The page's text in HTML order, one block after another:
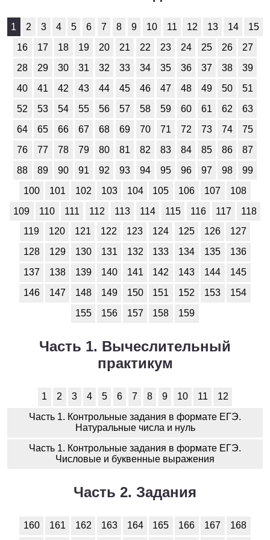
История
1
2 3 4 5 6 7 8 10
11
Литература
Математика
1
2 3 4 5 6 7 8 10
11
Немецкий язык
2 3 4 5 6 7 9 10
11
2 3 4 5 6 7 9 10
11
Обществоведение
2 3 4 5 6 7 9 10
11
2 3 4 5 6 7 8 9 10
Русский язык
2 3 4 5 7 9 10
Технология
2 3 4 5 6 7 8 9 10
7
Французский язык
1 2 3 4 5 6 7 8 9 10 11 12 13 14
15
16
17 18 19 20 21 22 23 24 25 26
27
28
29 30 31 32 33 34 35 36 37 38
39
40
41 42 43 44 45 46 47 48 49 50
51
52
53 54 55 56 57 58 59 60 61 62
63
64
65 66 67 68 69 70 71 72 73 74
75
76
77 78 79 80 81 82 83 84 85 86
87
88
89 90 91 92 93 94 95 96 97 98
99
100
101 102 103 104 105 106 107
108
109
110 111 112 113 114 115 116 117
118
119
120 121 122 123 124 125 126
127
128
129 130 131 132 133 134 135
136
137
138 139 140 141 142 143 144
145
146
147 148 149 150 151 152 153
154
155
156 157 158 159
Часть 1. Вычеслительный
практикум
1 2 3 4 5 6 7 8 9 10 11
12
Часть 1. Контрольные задания в формате ЕГЭ.
Натуральные числа и нуль
Часть 1. Контрольные задания в формате ЕГЭ.
Числовые и буквенные выражения
Часть 2. Задания
160 161 162 163 164 165 166 167 168